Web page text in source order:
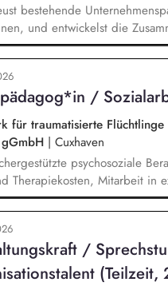
bestehende
und entwickelst die
und Förderer &
Maßnahmen
eng mit der Landesdirektion,
/
für traumatisierte
| Cuxhaven
psychosoziale
Therapiekosten, Mitarbeit in
in die psychiatrische /
/
(Teilzeit,